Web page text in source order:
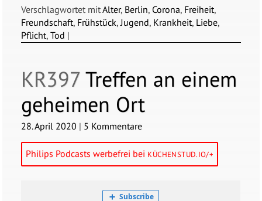
Verschlagwortet mitAlter, Berlin,Corona, Freiheit,
Freundschaft, Frühstück, Jugend, Krankheit, Liebe,
Pflicht,Tod |
KR397Treffen an einem
geheimen Ort
28. April 2020 | 5 Kommentare
Philips Podcasts werbefrei bei KÜCHENSTUD.IO/+